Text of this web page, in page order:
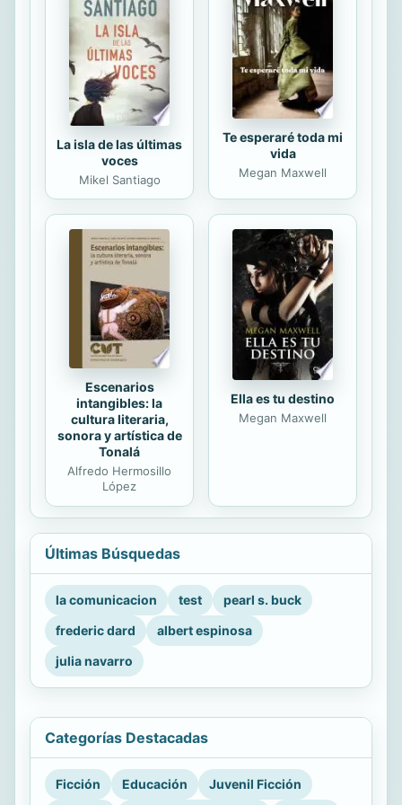
Ese era su plan de vida. Un crimen
siempre deja huellas, pero estos
indicios suelen diluirse...
La isla de las últimas
voces
Mikel Santiago
Te esperaré toda mi
vida
Megan Maxwell
Escenarios
intangibles: la
cultura literaria,
sonora y artística de
Tonalá
Alfredo Hermosillo
López
Ella es tu destino
Megan Maxwell
Últimas Búsquedas
la comunicacion test
pearl s. buck
frederic dard
albert espinosa
julia navarro
Categorías Destacadas
Ficción Educación Juvenil Ficción